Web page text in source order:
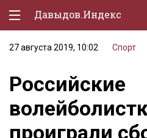
Давыдов.Индекс
Политическая жизнь
Экономика
Природа
Образование
27 августа 2019, 10:02 Спорт
Российские
проиграли